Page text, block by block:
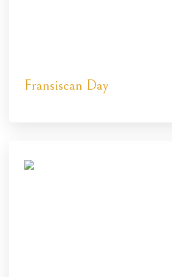
Fransiscan Day